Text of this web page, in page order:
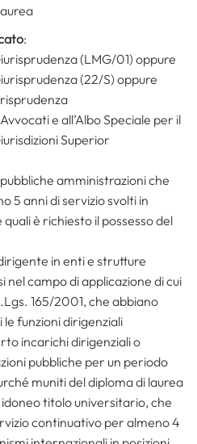
:
(LMG/01) oppure
(22/S) oppure
e all’Albo Speciale per il
Superior
amministrazioni che
5 anni di servizio svolti in
è richiesto il possesso del
in enti e strutture
nel campo di applicazione di cui
165/2001, che abbiano
funzioni dirigenziali
incarichi dirigenziali o
pubbliche per un periodo
muniti del diploma di laurea
titolo universitario, che
continuativo per almeno 4